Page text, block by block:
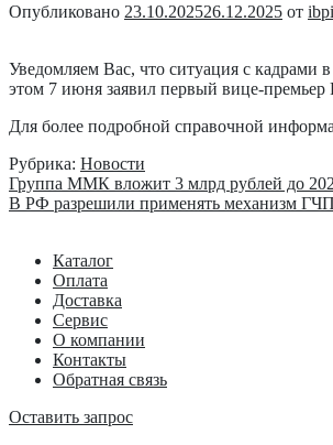
Опубликовано 23.10.202526.12.2025 от
Уведомляем Вас, что ситуация с кадрами
этом 7 июня заявил первый вице-
Для более подробной справочной
Рубрика: Новости
Навигация
по
Предыдущая
запись:
Группа ММК вложит 3 млрд рублей до
Следующая
В РФ разрешили применять механизм
Каталог
Оплата
Доставка
Сервис
О компании
Контакты
Обратная связь
Оставить запрос